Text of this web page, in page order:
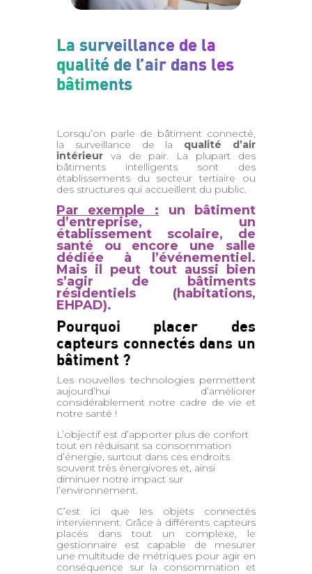
La surveillance de la
qualité de l’air dans les
bâtiments
Lorsqu’on parle de bâtiment connecté,
la surveillance de la qualité d’air
intérieurva de pair. La plupart des
bâtiments intelligents sont des
établissements du secteur tertiaire ou
des structures qui accueillent du public.
Par exemple : un bâtiment
d’entreprise, un
établissement scolaire, de
santé ou encore une salle
dédiée à l’événementiel.
Mais il peut tout aussi bien
s’agir de bâtiments
résidentiels (habitations,
EHPAD).
Pourquoi placer des
capteurs connectés dans un
bâtiment ?
Les nouvelles technologies permettent
aujourd’hui d’améliorer
considérablement notre cadre de vie et
notre santé !
L’objectif est d’apporter plus de confort
tout en réduisant sa consommation
d’énergie, surtout dans ces endroits
souvent très énergivores et, ainsi
diminuer notre impact sur
l’environnement.
C’est ici que les objets connectés
interviennent. Grâce à différents capteurs
placés dans tout un complexe, le
gestionnaire est capable de mesurer
une multitude de métriques pour agir en
conséquence sur la consommation et